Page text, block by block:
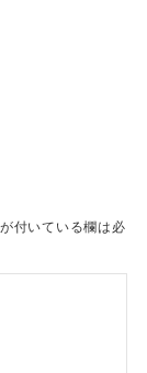
が付いている欄は必